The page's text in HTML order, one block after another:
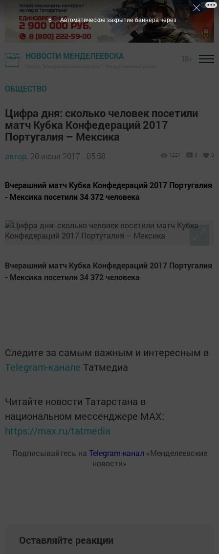
НОВОСТИ МЕНДЕЛЕЕВСКА
ОБЩЕСТВО
Цифра дня: сколько человек посетили
матч Кубка Конфедераций 2017
Португалия – Мексика
автор, 20 июня 2017 - 05:58 1221 0 0
Вчерашний матч Кубка Конфедераций 2017 Португалия
- Мексика посетили 34 372 человека
Вчерашний матч Кубка Конфедераций 2017 Португалия
- Мексика посетили 34 372 человека
Следите за самым важным и интересным в
Telegram-канале Татмедиа
Читайте новости Татарстана в
национальном мессенджере MАХ:
https://max.ru/tatmedia
Подписывайтесь на Telegram-канал «Менделеевские
новости»
Оставляйте реакции
5 Автоматическое закрытие баннера через